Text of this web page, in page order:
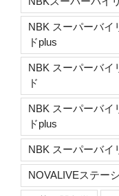
NBK スーパーバイ
ドplus
NBK スーパーバイ
ド
NBK スーパーバイ
ドplus
NBK スーパーバイ
NOVALIVEステー